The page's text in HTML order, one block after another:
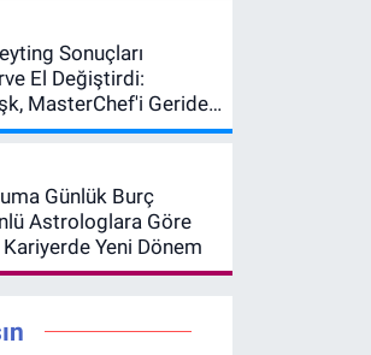
oldu?
Sonuçları
El Değiştirdi:
MasterChef'i Geride
Günlük Burç
Astrologlara Göre
Yeni Dönem